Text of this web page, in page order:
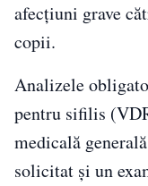
afecțiuni grave
copii.
Analizele
pentru sifilis
medicală
solicitat și un